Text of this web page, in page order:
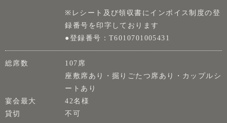
※レシート及び領収書にインボイス制度の登
録番号を印字しております
●登録番号：T6010701005431
総席数
107席
座敷席あり・掘りごたつ席あり・カップルシ
ートあり
宴会最大
42名様
貸切
不可